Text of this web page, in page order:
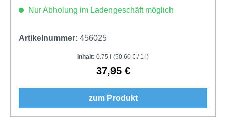
Nur Abholung im Ladengeschäft möglich
Artikelnummer: 456025
Inhalt: 0.75 l (50,60 € / 1 l)
Regulärer Preis:
37,95 €
zum Produkt